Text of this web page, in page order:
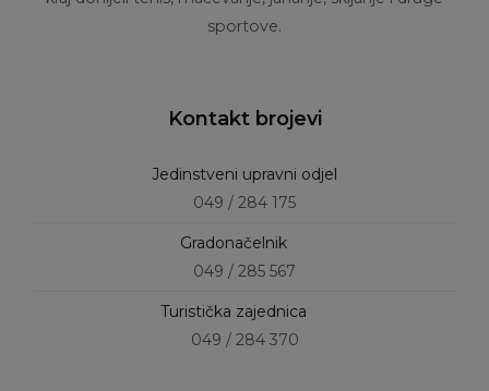
sportove.
Kontakt brojevi
Jedinstveni upravni odjel
049 / 284 175
Gradonačelnik
049 / 285 567
Turistička zajednica
049 / 284 370